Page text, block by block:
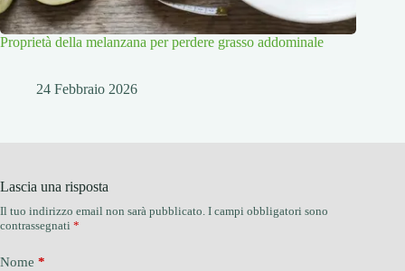
Proprietà della melanzana per perdere grasso addominale
24 Febbraio 2026
Lascia una risposta
Il tuo indirizzo email non sarà pubblicato. I campi obbligatori sono
contrassegnati *
Nome *